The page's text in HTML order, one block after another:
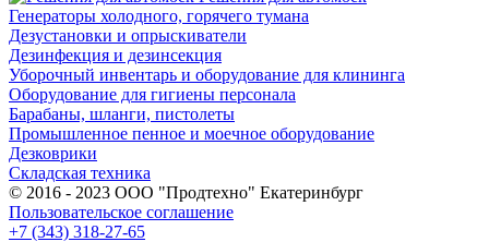
Генераторы холодного, горячего тумана
Дезустановки и опрыскиватели
Дезинфекция и дезинсекция
Уборочный инвентарь и оборудование для клининга
Оборудование для гигиены персонала
Барабаны, шланги, пистолеты
Промышленное пенное и моечное оборудование
Дезковрики
Складская техника
© 2016 - 2023 ООО "Продтехно" Екатеринбург
Пользовательское соглашение
+7 (343) 318-27-65